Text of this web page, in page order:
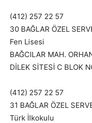
(412) 257 22 57
30 BAĞLAR ÖZEL
Fen Lisesi
BAĞCILAR MAH.
DİLEK SİTESİ C BLOK
(412) 257 22 57
31 BAĞLAR ÖZEL
Türk İlkokulu